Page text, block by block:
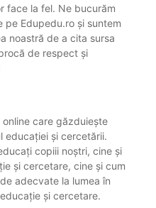
face la fel. Ne bucurăm
Edupedu.ro și suntem
noastră de a cita sursa
de respect și
care găzduiește
educației și cercetării.
copiii noștri, cine și
și cercetare, cine și cum
adecvate la lumea în
și cercetare.